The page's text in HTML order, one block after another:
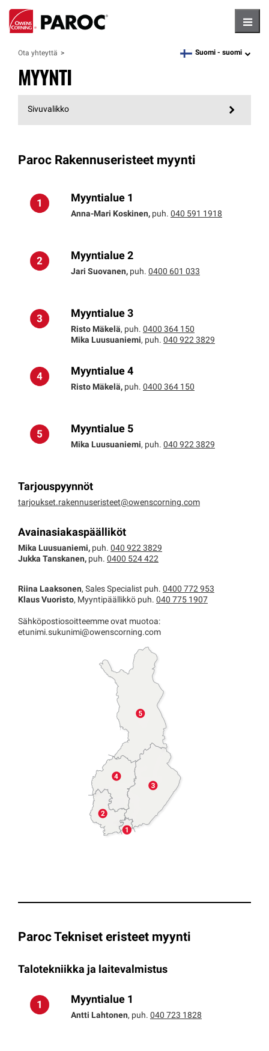
Ota yhteyttä language
Suomi - suomi
MYYNTI
Sivuvalikko
Paroc Rakennuseristeet myynti
Myyntialue 1
Anna-Mari Koskinen, puh. 040 591 1918
Myyntialue 2
Jari Suovanen, puh. 0400 601 033
Myyntialue 3
Risto Mäkelä, puh. 0400 364 150
Mika Luusuaniemi, puh. 040 922 3829
Myyntialue 4
Risto Mäkelä, puh. 0400 364 150
Myyntialue 5
Mika Luusuaniemi, puh. 040 922 3829
Tarjouspyynnöt
tarjoukset.rakennuseristeet@owenscorning.com
Avainasiakaspäälliköt
Mika Luusuaniemi, puh. 040 922 3829
Jukka Tanskanen, puh. 0400 524 422
Riina Laaksonen, Sales Specialist puh. 0400 772 953
Klaus Vuoristo, Myyntipäällikkö puh. 040 775 1907
Sähköpostiosoitteemme ovat muotoa:
etunimi.sukunimi@owenscorning.com
Paroc Tekniset eristeet myynti
Talotekniikka ja laitevalmistus
Myyntialue 1
Antti Lahtonen, puh. 040 723 1828